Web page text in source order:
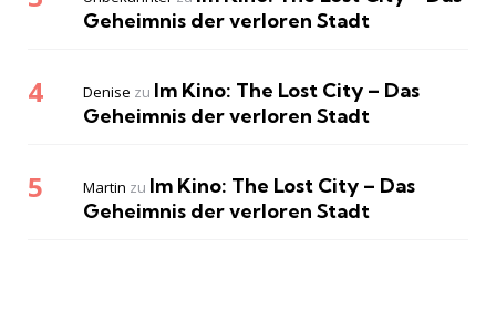
Geheimnis der verloren Stadt
Denise zu Im Kino: The Lost City – Das
Geheimnis der verloren Stadt
Martin zu Im Kino: The Lost City – Das
Geheimnis der verloren Stadt